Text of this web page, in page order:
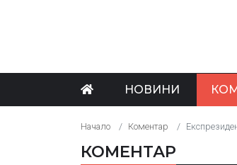
НОВИНИ
Начало Коментар
КОМЕНТАР